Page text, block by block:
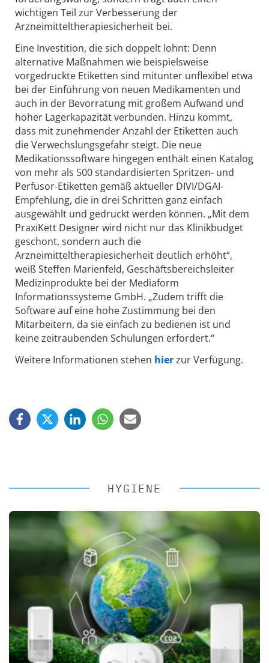
wichtigen Teil zur Verbesserung der
Arzneimitteltherapiesicherheit bei.
Eine Investition, die sich doppelt lohnt: Denn
alternative Maßnahmen wie beispielsweise
vorgedruckte Etiketten sind mitunter unflexibel etwa
bei der Einführung von neuen Medikamenten und
auch in der Bevorratung mit großem Aufwand und
hoher Lagerkapazität verbunden. Hinzu kommt,
dass mit zunehmender Anzahl der Etiketten auch
die Verwechslungsgefahr steigt. Die neue
Medikationssoftware hingegen enthält einen Katalog
von mehr als 500 standardisierten Spritzen- und
Perfusor-Etiketten gemäß aktueller DIVI/DGAI-
Empfehlung, die in drei Schritten ganz einfach
ausgewählt und gedruckt werden können. „Mit dem
PraxiKett Designer wird nicht nur das Klinikbudget
geschont, sondern auch die
Arzneimitteltherapiesicherheit deutlich erhöht“,
weiß Steffen Marienfeld, Geschäftsbereichsleiter
Medizinprodukte bei der Mediaform
Informationssysteme GmbH. „Zudem trifft die
Software auf eine hohe Zustimmung bei den
Mitarbeitern, da sie einfach zu bedienen ist und
keine zeitraubenden Schulungen erfordert.“
Weitere Informationen stehen hierzur Verfügung.
HYGIENE